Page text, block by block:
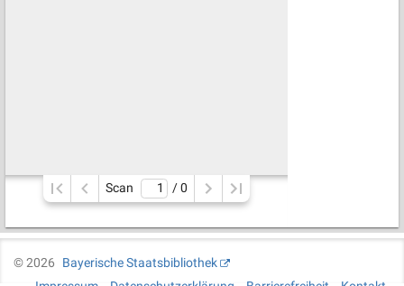
Scan / 0
©2026
Bayerische Staatsbibliothek